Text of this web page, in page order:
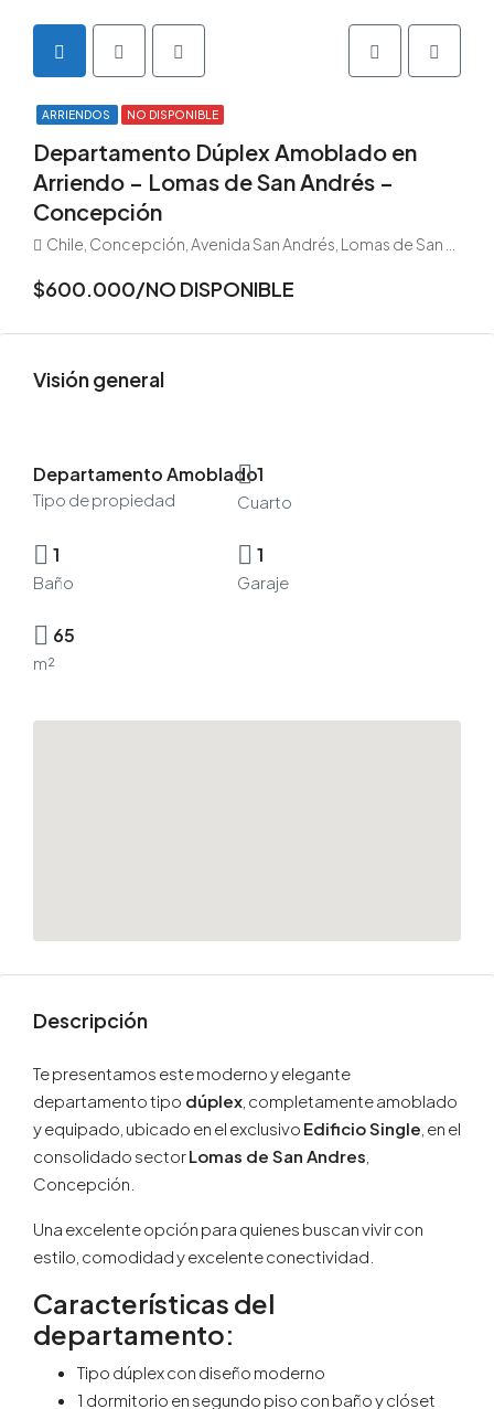
ARRIENDOS NO DISPONIBLE
Departamento Dúplex Amoblado en
Arriendo – Lomas de San Andrés –
Concepción
Chile, Concepción, Avenida San Andrés, Lomas de San Andrés, Concepción, Chile
$600.000/NO DISPONIBLE
Visión general
Departamento Amoblado
Tipo de propiedad
1
Cuarto
1
Baño
1
Garaje
65
m²
Descripción
Te presentamos este moderno y elegante
departamento tipo dúplex , completamente amoblado
y equipado, ubicado en el exclusivo Edificio Single , en el
consolidado sectorLomas de San Andres
Concepción.
Una excelente opción para quienes buscan vivir con
estilo, comodidad y excelente conectividad.
Características del
departamento:
Tipo dúplex con diseño moderno
1 dormitorio en segundo piso con baño y clóset